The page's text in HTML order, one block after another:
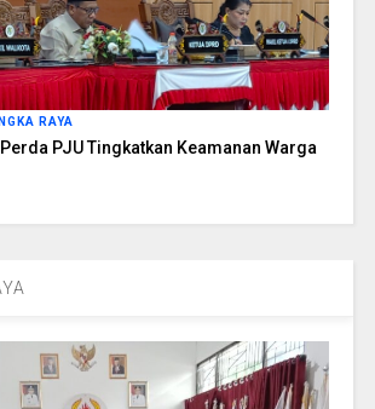
RAYA
PJU Tingkatkan Keamanan Warga